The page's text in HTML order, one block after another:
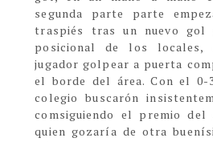
segunda parte parte
traspiés tras un nuevo
posicional de los locales,
jugador golpear a puerta
el borde del área. Con el 0-
colegio buscarón
comsiguiendo el premio
quien gozaría de otra